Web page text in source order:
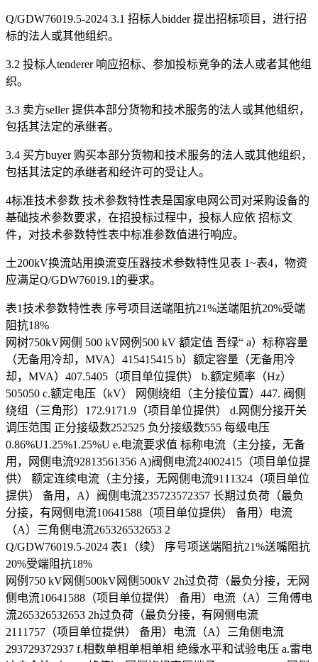
Q/GDW76019.5-2024 3.1 招标人bidder 提出招标项目，进行招
标的法人或其他组织。
3.2 投标人tenderer 响应招标、参加投标竞争的法人或者其他组
织。
3.3 卖方seller 提供本部分货物和技术服务的法人或其他组织，
包括其法定的承继者。
3.4 买方buyer 购买本部分货物和技术服务的法人或其他组织，
包括其法定的承继者和经许可的受让人。
4标准技术参数 技术参数特性表是国家电网公司对采购设备的
基础技术参数要求，在招投标过程中，投标人应依 招标文
件，对技术参数特性表中标准参数值进行响应。
土200kV换流站用换流变压器技术参数特性见表 1~表4，物资
应满足Q/GDW76019.1的要求。
表1技术参数特性表 序号项目送端阻抗21%送端阻抗20%受端
阻抗18%
网树750kV网侧 500 kV网例500 kV 额定值 吾绿“ a）标称容量
（无备用冷却，MVA）415415415 b）额定容量（无备用冷
却，MVA）407.5405（项目单位提供） b.额定频率（Hz）
505050 c.额定电压（kV） 网侧绕组（主分接位置）447. 阀侧
绕组（三角形）172.9171.9（项目单位提供） d.网侧分接开关
调压范围 正分接级数252525 负分接级数555 每级电压
0.86%U1.25%1.25%U e.电流要求值 标称电流（主分接，无备
用，网侧电流92813561356 A)阀侧电流24002415（项目单位提
供） 额定连续电流（主分接，无网侧电流9111324（项目单位
提供） 备用，A）阀侧电流235723572357 长期过负荷（最负
分接，有网侧电流10641588（项目单位提供） 备用）电流
（A）三角侧电流265326532653 2
Q/GDW76019.5-2024 表1（续） 序号项送端阻抗21%送嘴阻抗
20%受端阻抗18%
网例750 kV网侧500kV网侧500kV 2h过负荷（最负分接，无网
侧电流10641588（项目单位提供） 备用）电流（A）三角傅电
流265326532653 2h过负荷（最负分接，有网侧电流
2111757（项目单位提供） 备用）电流（A）三角侧电流
293729372937 f.相数单相单相单相 绝缘水平和试验电压 a.雷电